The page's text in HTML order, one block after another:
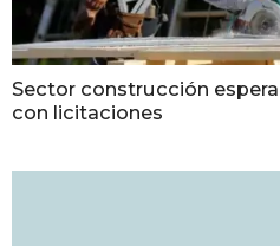
Sector construcción
con licitaciones